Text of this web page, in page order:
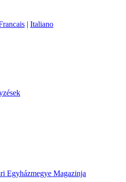
| Italiano
Egyházmegye Magazinja